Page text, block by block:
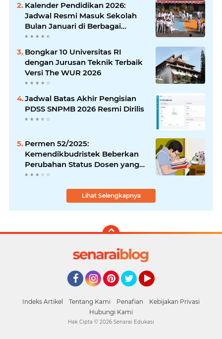
Kalender Pendidikan 2026:
Jadwal Resmi Masuk Sekolah
Bulan Januari di Berbagai
Daerah
Bongkar 10 Universitas RI
dengan Jurusan Teknik Terbaik
Versi The WUR 2026
Jadwal Batas Akhir Pengisian
PDSS SNPMB 2026 Resmi Dirilis
Permen 52/2025:
Kemendikbudristek Beberkan
Perubahan Status Dosen yang
Krusial
Lihat Selengkapnya
Indeks Artikel Tentang Kami Penafian
Kebijakan Privasi
Hubungi Kami
Hak Cipta © 2026 Senarai Edukasi